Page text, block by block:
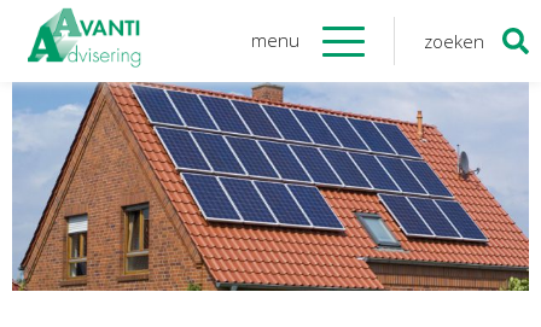
menu zoeken
Organisatie
Onze medewerkers
NOAB gecertificeerd
Algemene verordening
gegevensbescherming
Sponsoring
Zoeken